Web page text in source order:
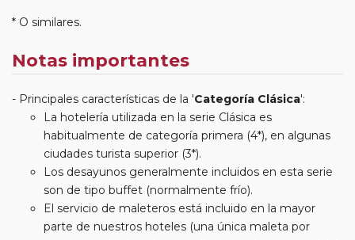
* O similares.
Notas importantes
Principales características de la 'Categoría Clásica':
La hotelería utilizada en la serie Clásica es
habitualmente de categoría primera (4*), en algunas
ciudades turista superior (3*).
Los desayunos generalmente incluidos en esta serie
son de tipo buffet (normalmente frío).
El servicio de maleteros está incluido en la mayor
parte de nuestros hoteles (una única maleta por